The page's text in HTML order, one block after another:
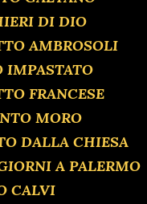
DI DIO
AMBROSOLI
FRANCESE
MORO
DALLA CHIESA
A PALERMO
CALVI